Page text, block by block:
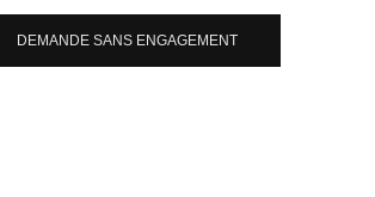
DEMANDE SANS ENGAGEMENT